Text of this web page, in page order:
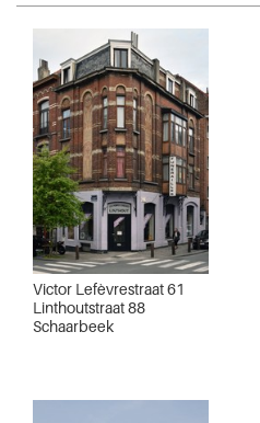
Victor Lefèvrestraat 61
Linthoutstraat 88
Schaarbeek